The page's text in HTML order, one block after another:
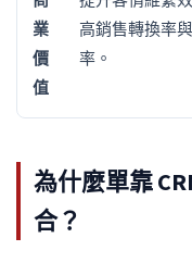
業
價
值
高銷售轉換率
率。
為什麼單靠
合？